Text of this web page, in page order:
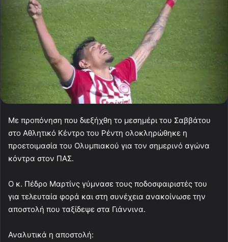
Με προπόνηση που διεξήχθη το μεσημέρι του Σαββάτου
στο Αθλητικό Κέντρο του Ρέντη ολοκληρώθηκε η
προετοιμασία του Ολυμπιακού για τον σημερινό αγώνα
κόντρα στον ΠΑΣ.
Ο κ. Πέδρο Μαρτίνς γύμνασε τους ποδοσφαιριστές του
για τελευταία φορά και στη συνέχεια ανακοίνωσε την
αποστολή που ταξίδεψε στα Γιάννινα.
Αναλυτικά η αποστολή: